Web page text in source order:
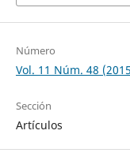
Número
Vol. 11 Núm. 48
Sección
Artículos